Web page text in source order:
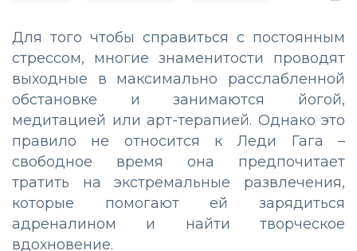
Для того чтобы справиться с постоянным
стрессом, многие знаменитости проводят
выходные в максимально расслабленной
обстановке и занимаются йогой,
медитацией или арт-терапией. Однако это
правило не относится к Леди Гага –
свободное время она предпочитает
тратить на экстремальные развлечения,
которые помогают ей зарядиться
адреналином и найти творческое
вдохновение.